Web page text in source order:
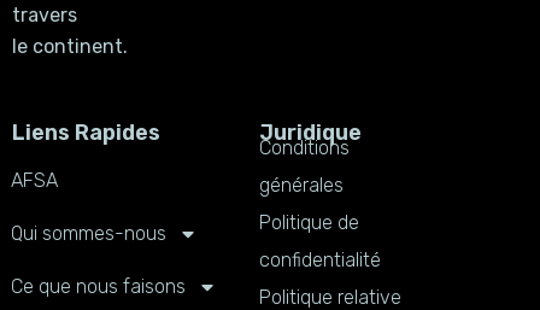
travers
le continent.
Liens Rapides
AFSA
Qui sommes-nous
Ce que nous faisons
Juridique
Conditions
générales
Politique de
confidentialité
Politique relative